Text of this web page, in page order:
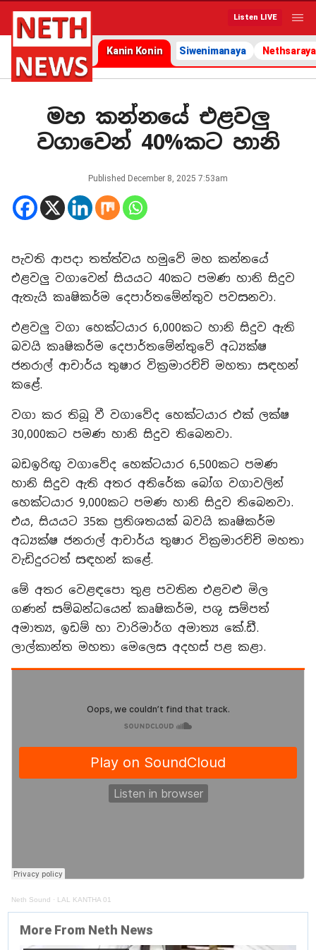
Listen LIVE
Kanin Konin Siwenimanaya Nethsaraya
මහ කන්නයේ එළවලු
වගාවෙන් 40%කට හානි
Published December 8, 2025 7:53am
පැවති ආපදා තත්ත්වය හමුවේ මහ කන්නයේ
එළවලු වගාවෙන් සියයට 40කට පමණ හානි සිදුව
ඇතැයි කෘෂිකර්ම දෙපාර්තමේන්තුව පවසනවා.
එළවලු වගා හෙක්ටයාර 6,000කට හානි සිදුව ඇති
බවයි කෘෂිකර්ම දෙපාර්තමේන්තුවේ අධ්‍යක්ෂ
ජනරාල් ආචාර්ය තුෂාර වික්‍රමාරච්චි මහතා සඳහන්
කළේ.
වගා කර තිබූ වී වගාවේද හෙක්ටයාර එක් ලක්ෂ
30,000කට පමණ හානි සිදුව තිබෙනවා.
බඩඉරිඟු වගාවේද හෙක්ටයාර 6,500කට පමණ
හානි සිදුව ඇති අතර අතිරේක බෝග වගාවලින්
හෙක්ටයාර 9,000කට පමණ හානි සිදුව තිබෙනවා.
එය, සියයට 35ක ප්‍රතිශතයක් බවයි කෘෂිකර්ම
අධ්‍යක්ෂ ජනරාල් ආචාර්ය තුෂාර වික්‍රමාරච්චි මහතා
වැඩිදුරටත් සඳහන් කළේ.
මේ අතර වෙළඳපො තුළ පවතින එළවළු මිල
ගණන් සම්බන්ධයෙන් කෘෂිකර්ම, පශු සම්පත්
අමාත්‍ය, ඉඩම් හා වාරිමාර්ග අමාත්‍ය කේ.ඩී.
ලාල්කාන්ත මහතා මෙලෙස අදහස් පළ කළා.
Neth Sound · LAL KANTHA 01
More From Neth News